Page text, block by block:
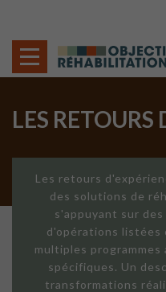
LES RETOURS
Les retours
des solutions de
s'appuyant sur
d'opérations listées
multiples
spécifiques. Un
transformations